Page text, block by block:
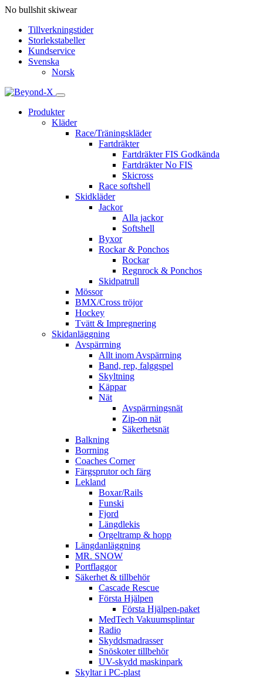
No bullshit skiwear
Tillverkningstider
Storlekstabeller
Kundservice
Svenska
Norsk
Produkter
Kläder
Race/Träningskläder
Fartdräkter
Fartdräkter FIS Godkända
Fartdräkter No FIS
Skicross
Race softshell
Skidkläder
Jackor
Alla jackor
Softshell
Byxor
Rockar & Ponchos
Rockar
Regnrock & Ponchos
Skidpatrull
Mössor
BMX/Cross tröjor
Hockey
Tvätt & Impregnering
Skidanläggning
Avspärrning
Allt inom Avspärrning
Band, rep, falggspel
Skyltning
Käppar
Nät
Avspärrningsnät
Zip-on nät
Säkerhetsnät
Balkning
Borrning
Coaches Corner
Färgsprutor och färg
Lekland
Boxar/Rails
Funski
Fjord
Längdlekis
Orgeltramp & hopp
Längdanläggning
MR. SNOW
Portflaggor
Säkerhet & tillbehör
Cascade Rescue
Första Hjälpen
Första Hjälpen-paket
MedTech Vakuumsplintar
Radio
Skyddsmadrasser
Snöskoter tillbehör
UV-skydd maskinpark
Skyltar i PC-plast